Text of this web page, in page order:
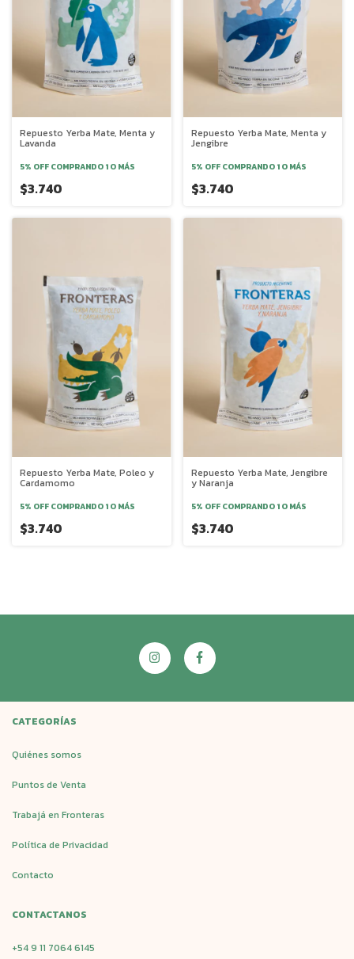
Repuesto Yerba Mate, Menta y
Lavanda
5% OFF COMPRANDO 1 O MÁS
$3.740
Repuesto Yerba Mate, Menta y
Jengibre
5% OFF COMPRANDO 1 O MÁS
$3.740
Repuesto Yerba Mate, Poleo y
Cardamomo
5% OFF COMPRANDO 1 O MÁS
$3.740
Repuesto Yerba Mate, Jengibre
y Naranja
5% OFF COMPRANDO 1 O MÁS
$3.740
CATEGORÍAS
Quiénes somos
Puntos de Venta
Trabajá en Fronteras
Política de Privacidad
Contacto
CONTACTANOS
+54 9 11 7064 6145